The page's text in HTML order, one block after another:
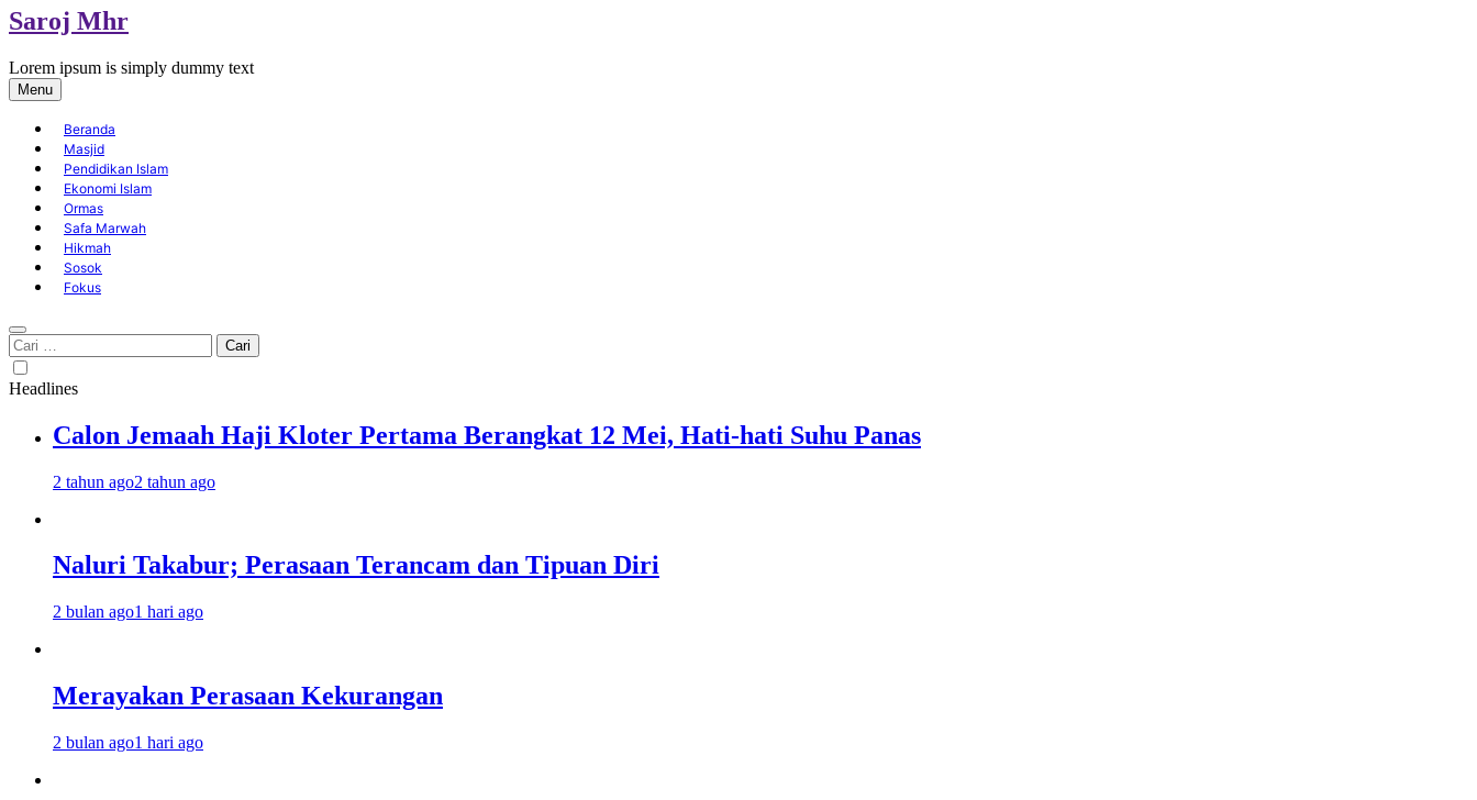
Saroj Mhr
Lorem ipsum is simply dummy text
Menu
Beranda
Masjid
Pendidikan Islam
Ekonomi Islam
Ormas
Safa Marwah
Hikmah
Sosok
Fokus
Cari
untuk:
Headlines
Calon Jemaah Haji Kloter Pertama Berangkat 12 Mei, Hati-hati Suhu Panas
2 tahun ago2 tahun ago
Naluri Takabur; Perasaan Terancam dan Tipuan Diri
2 bulan ago1 hari ago
Merayakan Perasaan Kekurangan
2 bulan ago1 hari ago